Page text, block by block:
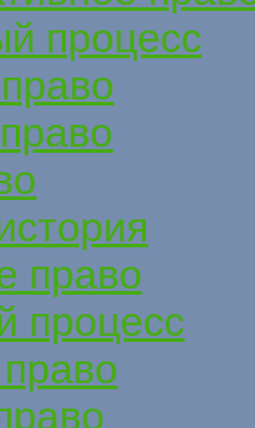
процесс
право
процесс